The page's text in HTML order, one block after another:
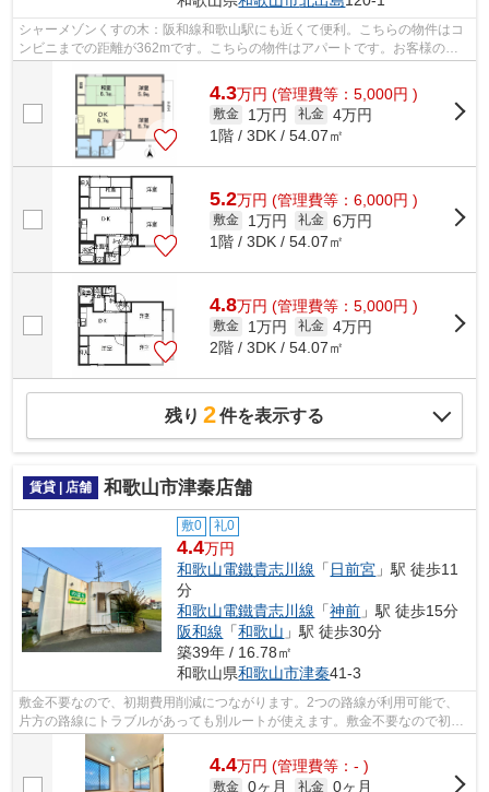
シャーメゾンくすの木：阪和線和歌山駅にも近くて便利。こちらの物件はコ
ンビニまでの距離が362mです。こちらの物件はアパートです。お客様の多
4.3万円 (管理費等：5,000円 )
敷金 1万円 礼金 4万円
1階 / 3DK / 54.07㎡
5.2万円 (管理費等：6,000円 )
敷金 1万円 礼金 6万円
1階 / 3DK / 54.07㎡
4.8万円 (管理費等：5,000円 )
敷金 1万円 礼金 4万円
2階 / 3DK / 54.07㎡
残り 2件を表示する
賃貸 | 店舗 和歌山市津秦店舗
敷0 礼0
4.4万円
和歌山電鐵貴志川線 「 日前宮 」駅 徒歩11
分
和歌山電鐵貴志川線 「神前 」駅 徒歩15分
阪和線 「和歌山 」駅 徒歩30分
築39年 / 16.78㎡
和歌山県和歌山市津秦41-3
敷金不要なので、初期費用削減につながります。2つの路線が利用可能で、
片方の路線にトラブルがあっても別ルートが使えます。敷金不要なので初期
費用を抑えたい方におすすめです。
4.4万円 (管理費等：- )
敷金 0ヶ月 礼金 0ヶ月